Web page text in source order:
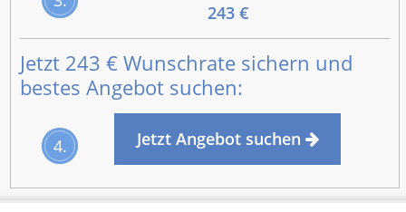
243 €
Jetzt 243 € Wunschrate sichern und
bestes Angebot suchen:
4. Jetzt Angebot suchen